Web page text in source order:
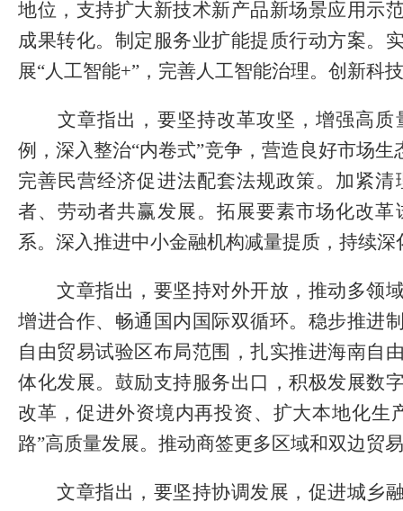
地位，支持扩大新技术新产品新场景应用示
成果转化。制定服务业扩能提质行动方案。
展“人工智能+”，完善人工智能治理。创新科
文章指出，要坚持改革攻坚，增强高质
例，深入整治“内卷式”竞争，营造良好市场
完善民营经济促进法配套法规政策。加紧
者、劳动者共赢发展。拓展要素市场化改
系。深入推进中小金融机构减量提质，持续
文章指出，要坚持对外开放，推动多领域
增进合作、畅通国内国际双循环。稳步推进
自由贸易试验区布局范围，扎实推进海南自
体化发展。鼓励支持服务出口，积极发展数
改革，促进外资境内再投资、扩大本地化生
路”高质量发展。推动商签更多区域和双边贸
文章指出，要坚持协调发展，促进城乡融